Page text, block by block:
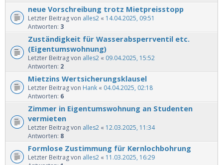
neue Vorschreibung trotz Mietpreisstopp
Letzter Beitrag von alles2 « 14.04.2025, 09:51
Antworten: 3
Zuständigkeit für Wasserabsperrventil etc.
(Eigentumswohnung)
Letzter Beitrag von alles2 « 09.04.2025, 15:52
Antworten: 2
Mietzins Wertsicherungsklausel
Letzter Beitrag von Hank « 04.04.2025, 02:18
Antworten: 6
Zimmer in Eigentumswohnung an Studenten
vermieten
Letzter Beitrag von alles2 « 12.03.2025, 11:34
Antworten: 8
Formlose Zustimmung für Kernlochbohrung
Letzter Beitrag von alles2 « 11.03.2025, 16:29